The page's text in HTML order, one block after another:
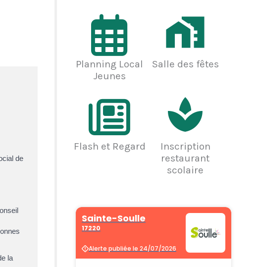
de
la
Planning Local
Jeunes
Salle des fêtes
Flash et Regard
Inscription
restaurant
scolaire